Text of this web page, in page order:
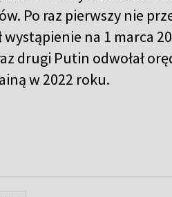
Po raz pierwszy nie
wystąpienie na 1 marca
drugi Putin odwołał
w 2022 roku.